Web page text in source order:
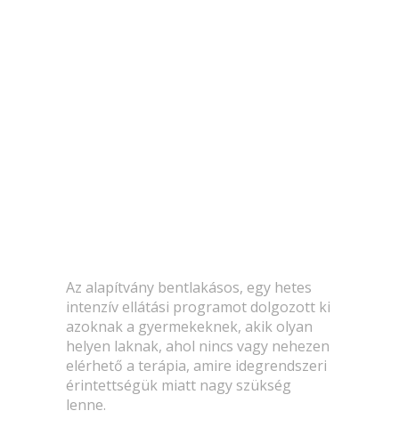
Az alapítvány bentlakásos, egy hetes
intenzív ellátási programot dolgozott ki
azoknak a gyermekeknek, akik olyan
helyen laknak, ahol nincs vagy nehezen
elérhető a terápia, amire idegrendszeri
érintettségük miatt nagy szükség
lenne.